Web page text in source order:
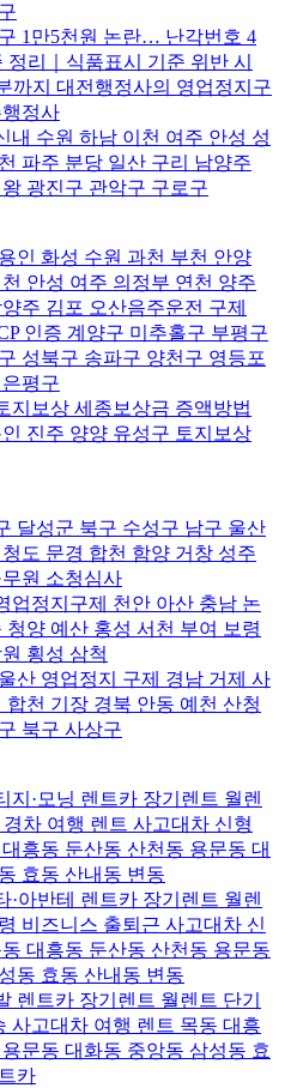
1만5천원 논란… 난각번호 4
정리｜식품표시 기준 위반 시
까지 대전행정사의 영업정지구
정사
내 수원 하남 이천 여주 안성 성
파주 분당 일산 구리 남양주
광진구 관악구 구로구
인 화성 수원 과천 부천 안양
안성 여주 의정부 연천 양주
주 김포 오산음주운전 구제
인증 계양구 미추홀구 부평구
성북구 송파구 양천구 영등포
평구
지보상 세종보상금 증액방법
진주 양양 유성구 토지보상
달성군 북구 수성구 남구 울산
도 문경 합천 함양 거창 성주
원 소청심사
업정지구제 천안 아산 충남 논
양 예산 홍성 서천 부여 보령
횡성 삼척
산 영업정지 구제 경남 거제 사
합천 기장 경북 안동 예천 산청
북구 사상구
지·모닝 렌트카 장기렌트 월렌
차 여행 렌트 사고대차 신형
흥동 둔산동 산천동 용문동 대
효동 산내동 변동
·아반테 렌트카 장기렌트 월렌
비즈니스 출퇴근 사고대차 신
대흥동 둔산동 산천동 용문동
동 효동 산내동 변동
렌트카 장기렌트 월렌트 단기
사고대차 여행 렌트 목동 대흥
문동 대화동 중앙동 삼성동 효
카